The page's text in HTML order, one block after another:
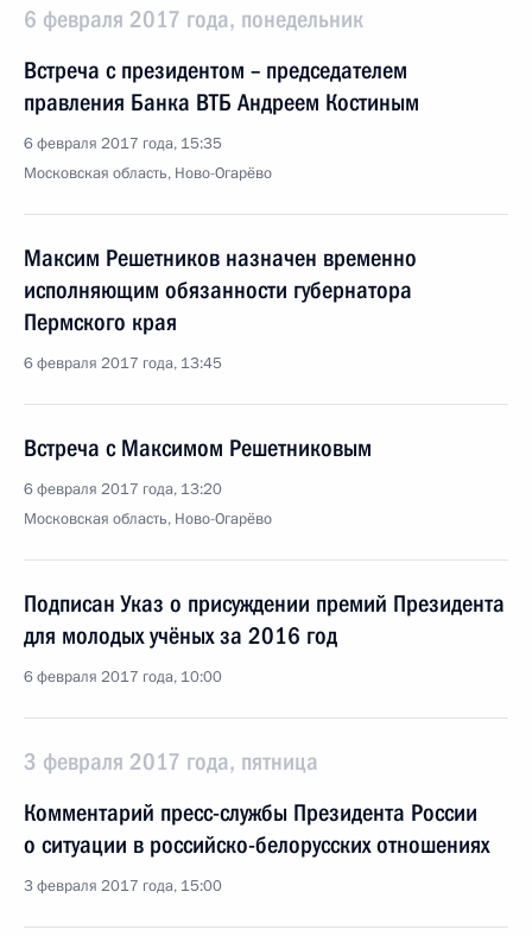
6 февраля 2017 года, понедельник
Встреча с президентом – председателем
правления Банка ВТБ Андреем Костиным
6 февраля 2017 года, 15:35
Московская область, Ново-Огарёво
Максим Решетников назначен временно
исполняющим обязанности губернатора
Пермского края
6 февраля 2017 года, 13:45
Встреча с Максимом Решетниковым
6 февраля 2017 года, 13:20
Московская область, Ново-Огарёво
Подписан Указ о присуждении премий Президента
для молодых учёных за 2016 год
6 февраля 2017 года, 10:00
3 февраля 2017 года, пятница
Комментарий пресс-службы Президента России
о ситуации в российско-белорусских отношениях
3 февраля 2017 года, 15:00